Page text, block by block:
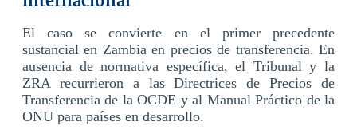
El caso se convierte en el primer precedente
sustancial en Zambia en precios de transferencia. En
ausencia de normativa específica, el Tribunal y la
ZRA recurrieron a las Directrices de Precios de
Transferencia de la OCDE y al Manual Práctico de la
ONU para países en desarrollo.